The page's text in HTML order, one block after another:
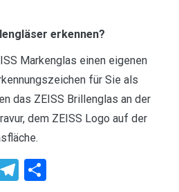
erkennen?
Markenglas einen eigenen
für Sie als
das ZEISS Brillenglas an der
dem ZEISS Logo auf der
Telegram